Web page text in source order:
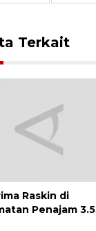
Terkait
Raskin di
Penajam